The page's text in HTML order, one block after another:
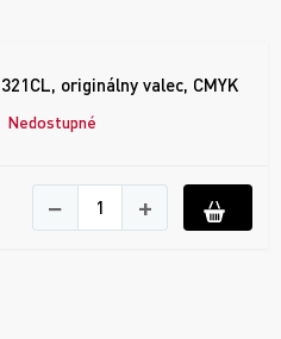
originálny valec, CMYK
Nedostupné
− +